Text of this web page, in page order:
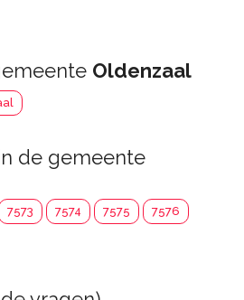
Oldenzaal
de gemeente
7573 7574 7575 7576